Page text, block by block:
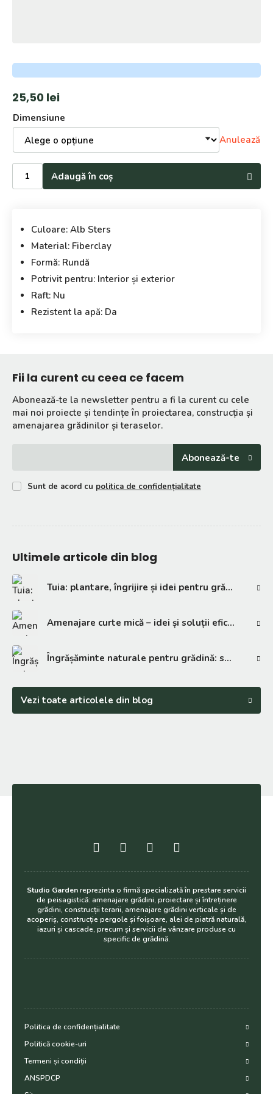
25,50 lei
Dimensiune
Anulează
Cantitate
Ghiveci
argilă
interior
Charlie,
Alb
Adaugă în coș
Culoare: Alb Sters
Material: Fiberclay
Formă: Rundă
Potrivit pentru: Interior și exterior
Raft: Nu
Rezistent la apă: Da
Fii la curent cu ceea ce facem
Abonează-te la newsletter pentru a fi la curent cu cele
mai noi proiecte și tendințe în proiectarea, construcția și
amenajarea grădinilor și teraselor.
Abonează-te
Sunt de acord cu politica de confidențialitate
Ultimele articole din blog
Tuia: plantare, îngrijire și idei pentru grădină
Amenajare curte mică – idei și soluții eficiente
Îngrășăminte naturale pentru grădină: soluții eficiente
Vezi toate articolele din blog
Studio Gardenreprezinta o firmă specializată în prestare servicii
de peisagistică: amenajare grădini, proiectare și întreținere
grădini, construcții terarii, amenajare grădini verticale și de
acoperiș, construcție pergole și foișoare, alei de piatră naturală,
iazuri și cascade, precum și servicii de vânzare produse cu
specific de grădină.
Politica de confidențialitate
Politică cookie-uri
Termeni și condiții
ANSPDCP